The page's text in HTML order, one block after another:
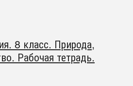
8 класс. Природа,
Рабочая тетрадь.